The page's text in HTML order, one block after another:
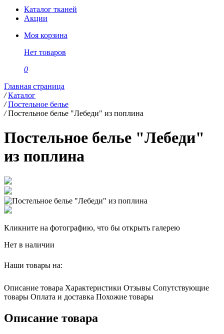
Каталог тканей
Акции
Моя корзина
Нет товаров
0
Главная страница
/ Каталог
/ Постельное белье
/ Постельное белье "Лебеди" из поплина
Постельное белье "Лебеди"
из поплина
Кликните на фотографию, что бы открыть галерею
Нет в наличии
Наши товары на:
Описание товара Характеристики Отзывы Сопутствующие
товары Оплата и доставка Похожие товары
Описание товара